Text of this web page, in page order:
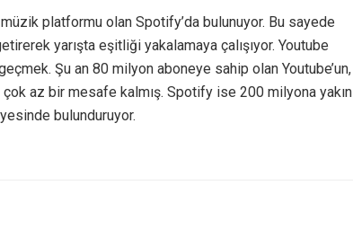
platformu olan Spotify’da bulunuyor. Bu sayede
yarışta eşitliği yakalamaya çalışıyor. Youtube
Şu an 80 milyon aboneye sahip olan Youtube’un,
az bir mesafe kalmış. Spotify ise 200 milyona yakın
bulunduruyor.